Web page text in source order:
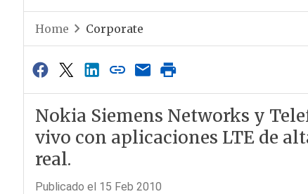
Home Corporate
Nokia Siemens Networks y
vivo con aplicaciones LTE de
real.
Publicado el 15 Feb 2010